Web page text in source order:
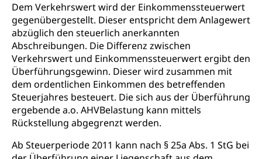
Dem Verkehrswert wird der Einkommenssteuerwert
gegenübergestellt. Dieser entspricht dem Anlagewert
abzüglich den steuerlich anerkannten
Abschreibungen. Die Differenz zwischen
Verkehrswert und Einkommenssteuerwert ergibt den
Überführungsgewinn. Dieser wird zusammen mit
dem ordentlichen Einkommen des betreffenden
Steuerjahres besteuert. Die sich aus der Überführung
ergebende a.o. AHVBelastung kann mittels
Rückstellung abgegrenzt werden.
Ab Steuerperiode 2011 kann nach § 25a Abs. 1 StG bei